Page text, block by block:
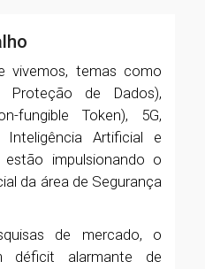
vivemos, temas como
Proteção de Dados),
fungible Token), 5G,
Artificial e
estão impulsionando o
da área de Segurança
de mercado, o
déficit alarmante de